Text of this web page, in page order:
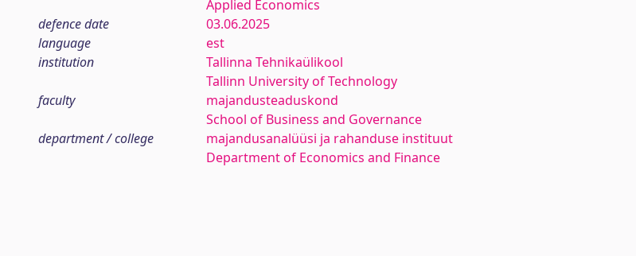
Applied Economics
defence date
03.06.2025
language
est
institution
Tallinna Tehnikaülikool
Tallinn University of Technology
faculty
majandusteaduskond
School of Business and Governance
department / college
majandusanalüüsi ja rahanduse instituut
Department of Economics and Finance